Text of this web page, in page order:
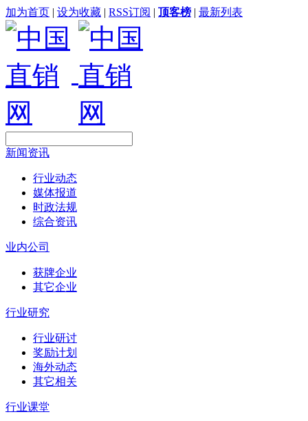
加为首页 | 设为收藏 | RSS订阅 | 顶客榜 | 最新列表
新闻资讯
行业动态
媒体报道
时政法规
综合资讯
业内公司
获牌企业
其它企业
行业研究
行业研讨
奖励计划
海外动态
其它相关
行业课堂